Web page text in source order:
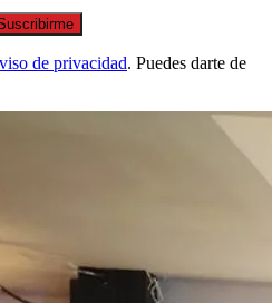
de privacidad. Puedes darte de